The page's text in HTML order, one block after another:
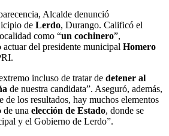
Alcalde denunció
de Lerdo, Durango. Calificó el
como “un cochinero”,
del presidente municipal Homero
incluso de tratar de detener al
de nuestra candidata”. Aseguró, además,
de los resultados, hay muchos elementos
de una elección de Estado, donde se
y el Gobierno de Lerdo”.